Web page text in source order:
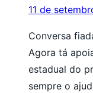
11 de
Conversa
Agora tá
estadual do
sempre o